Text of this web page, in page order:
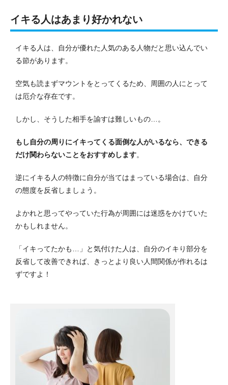
イキる人はあまり好かれない
イキる人は、自分が優れた人気のある人物だと思い込んでい
る節があります。
空気も読まずマウントをとってくるため、周囲の人にとって
は厄介な存在です。
しかし、そうした相手を諭すは難しいもの…。
もし自分の周りにイキってくる面倒な人がいるなら、できる
だけ関わらないことをおすすめします。
逆にイキる人の特徴に自分が当てはまっている場合は、自分
の態度を反省しましょう。
よかれと思ってやっていた行為が周囲には迷惑をかけていた
かもしれません。
「イキってたかも…」と気付けた人は、自分のイキり部分を
反省して改善できれば、きっとより良い人間関係が作れるは
ずですよ！